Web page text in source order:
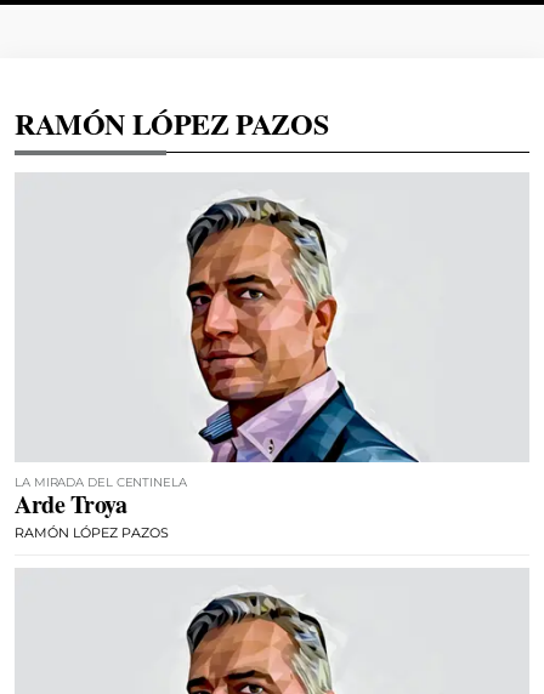
RAMÓN LÓPEZ PAZOS
LA MIRADA DEL CENTINELA
Arde Troya
RAMÓN LÓPEZ PAZOS